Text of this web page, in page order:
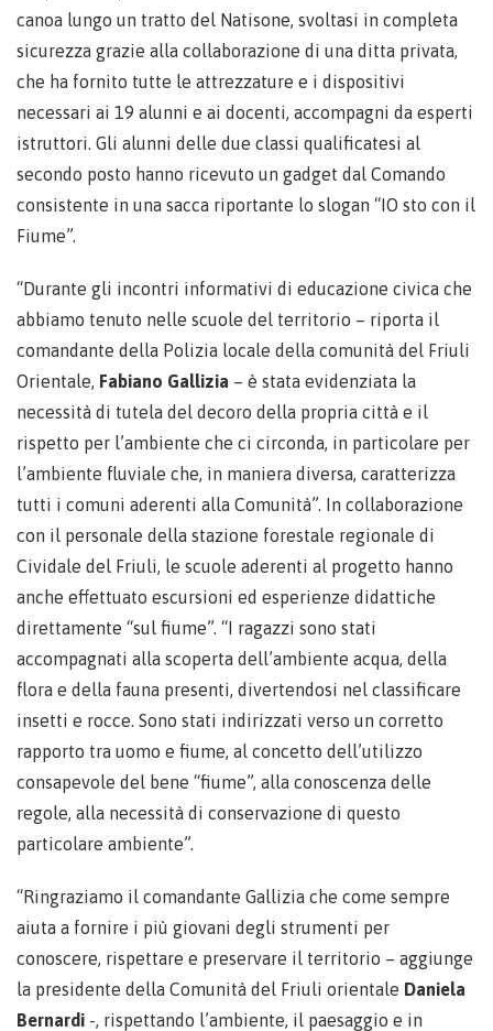
canoa lungo un tratto del Natisone, svoltasi in completa
sicurezza grazie alla collaborazione di una ditta privata,
che ha fornito tutte le attrezzature e i dispositivi
necessari ai 19 alunni e ai docenti, accompagni da esperti
istruttori. Gli alunni delle due classi qualificatesi al
secondo posto hanno ricevuto un gadget dal Comando
consistente in una sacca riportante lo slogan “IO sto con il
Fiume”.
“Durante gli incontri informativi di educazione civica che
abbiamo tenuto nelle scuole del territorio – riporta il
comandante della Polizia locale della comunità del Friuli
Orientale, Fabiano Gallizia – è stata evidenziata la
necessità di tutela del decoro della propria città e il
rispetto per l’ambiente che ci circonda, in particolare per
l’ambiente fluviale che, in maniera diversa, caratterizza
tutti i comuni aderenti alla Comunità”. In collaborazione
con il personale della stazione forestale regionale di
Cividale del Friuli, le scuole aderenti al progetto hanno
anche effettuato escursioni ed esperienze didattiche
direttamente “sul fiume”. “I ragazzi sono stati
accompagnati alla scoperta dell’ambiente acqua, della
flora e della fauna presenti, divertendosi nel classificare
insetti e rocce. Sono stati indirizzati verso un corretto
rapporto tra uomo e fiume, al concetto dell’utilizzo
consapevole del bene “fiume”, alla conoscenza delle
regole, alla necessità di conservazione di questo
particolare ambiente”.
“Ringraziamo il comandante Gallizia che come sempre
aiuta a fornire i più giovani degli strumenti per
conoscere, rispettare e preservare il territorio – aggiunge
la presidente della Comunità del Friuli orientale Daniela
Bernardi -, rispettando l’ambiente, il paesaggio e in